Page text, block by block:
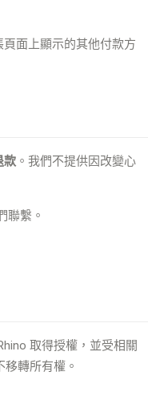
面上顯示的其他付款方
款 。我們不提供因改變心
聯繫。
取得授權，並受相關
轉所有權。